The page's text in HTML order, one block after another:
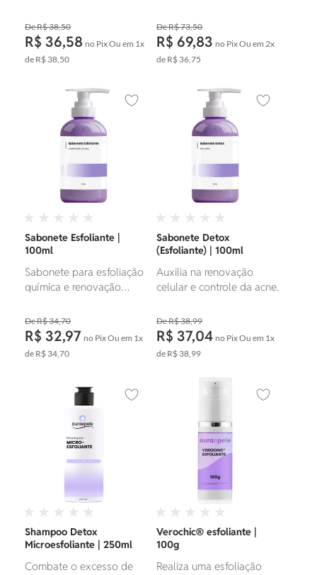
e previne o aparecimento
de acnes.
R$ 38,50
R$ 36,58 no PixOu em 1x
de R$ 38,50
e previne o aparecimento
de acnes.
R$ 73,50
R$ 69,83 no PixOu em 2x
de R$ 36,75
Sabonete Esfoliante |
100ml
Sabonete para esfoliação
química e renovação
inflamação e a irritação da
pele.
Adicionar aos favoritos
R$ 34,70
R$ 32,97 no PixOu em 1x
de R$ 34,70
Sabonete Detox
(Esfoliante) | 100ml
Auxilia na renovação
celular e controle da acne.
Adicionar
R$ 38,99
R$ 37,04 no PixOu em 1x
de R$ 38,99
Shampoo Detox
Microesfoliante | 250ml
Combate o excesso de
Adicionar aos favoritos
Verochic® esfoliante |
100g
Realiza uma esfoliação
Adicionar